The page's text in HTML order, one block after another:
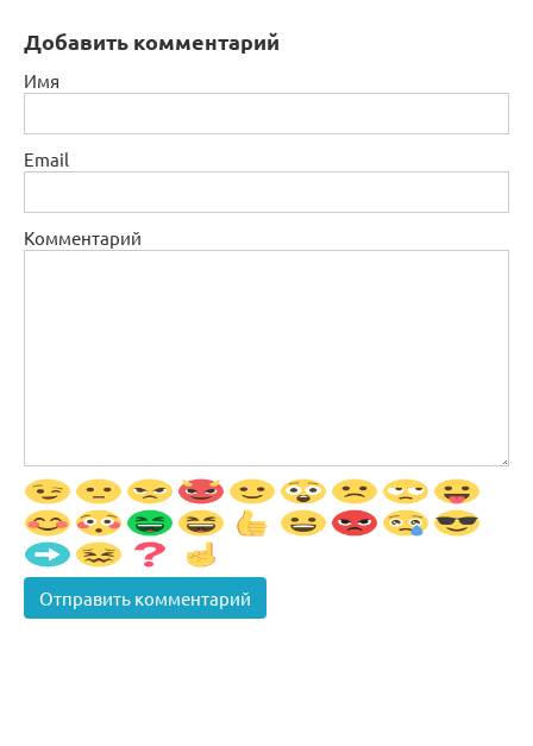
Добавить комментарий
Имя
Email
Комментарий